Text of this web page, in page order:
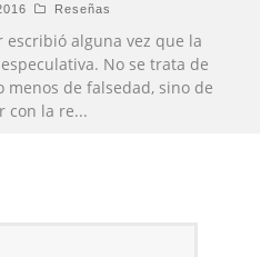
Reseñas
alguna vez que la
No se trata de
de falsedad, sino de
con la re...